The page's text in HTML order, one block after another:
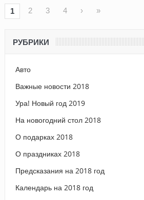
1 2 3 4 › »
РУБРИКИ
Авто
Важные новости 2018
Ура! Новый год 2019
На новогодний стол 2018
О подарках 2018
О праздниках 2018
Предсказания на 2018 год
Календарь на 2018 год